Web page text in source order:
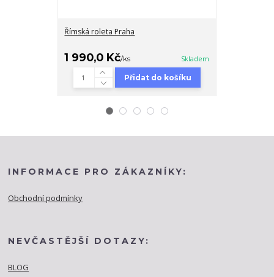
Římská roleta Praha
1 990,0 Kč/ks Skladem
Přidat do košíku
INFORMACE PRO ZÁKAZNÍKY:
Obchodní podmínky
NEVČASTĚJŠÍ DOTAZY:
BLOG